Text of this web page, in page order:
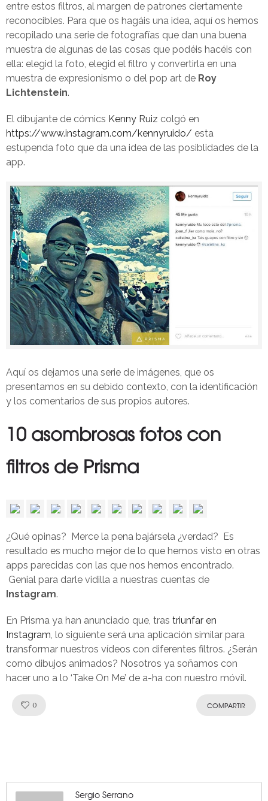
entre estos filtros, al margen de patrones ciertamente
reconocibles. Para que os hagáis una idea, aquí os hemos
recopilado una serie de fotografías que dan una buena
muestra de algunas de las cosas que podéis hacéis con
ella: elegid la foto, elegid el filtro y convertirla en una
muestra de expresionismo o del pop art de Roy
Lichtenstein.
El dibujante de cómics Kenny Ruiz colgó en
https://www.instagram.com/kennyruido/ esta
estupenda foto que da una idea de las posiblidades de la
app.
Aquí os dejamos una serie de imágenes, que os
presentamos en su debido contexto, con la identificación
y los comentarios de sus propios autores.
10 asombrosas fotos con
filtros de Prisma
¿Qué opinas? Merce la pena bajársela ¿verdad? Es
resultado es mucho mejor de lo que hemos visto en otras
apps parecidas con las que nos hemos encontrado.
Genial para darle vidilla a nuestras cuentas de
Instagram.
En Prisma ya han anunciado que, tras triunfar en
Instagram , lo siguiente será una aplicación similar para
transformar nuestros vídeos con diferentes filtros. ¿Serán
como dibujos animados? Nosotros ya soñamos con
hacer uno a lo ‘Take On Me’ de a-ha con nuestro móvil.
0 COMPARTIR
Sergio Serrano